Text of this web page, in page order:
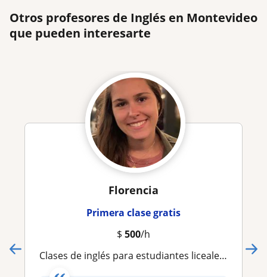
Otros profesores de Inglés en Montevideo
que pueden interesarte
Florencia
Primera clase gratis
$ 500/h
Clases de inglés para estudiantes liceales y escolares